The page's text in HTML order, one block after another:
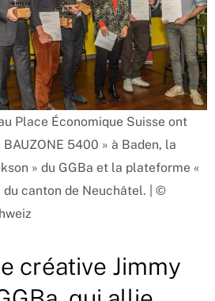
Place Économique Suisse ont
5400 » à Baden, la
» du GGBa et la plateforme «
canton de Neuchâtel. | ©
créative Jimmy